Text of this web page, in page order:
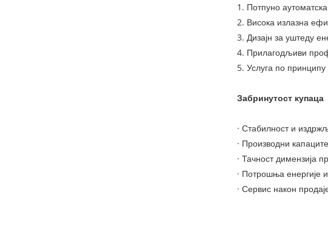
1. Потпуно
2. Висока излазна
3. Дизајн за уштеду
4. Прилагодљиви
5. Услуга по
Забринутост купаца
· Стабилност и
· Производни
· Тачност димензија
· Потрошња енергије
· Сервис након